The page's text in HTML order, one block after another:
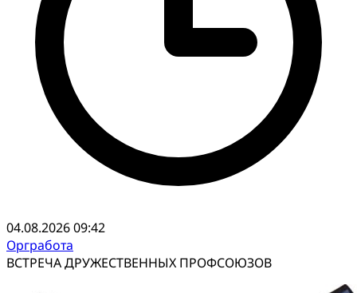
04.08.2026 09:42
Оргработа
ВСТРЕЧА ДРУЖЕСТВЕННЫХ ПРОФСОЮЗОВ